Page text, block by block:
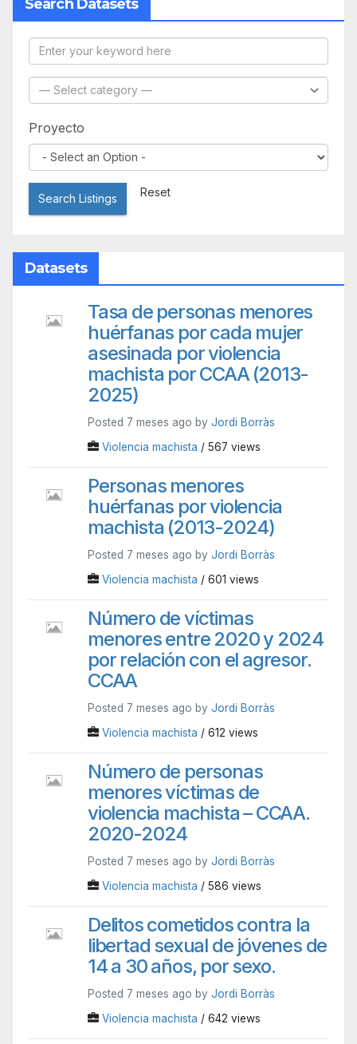
Search Datasets
Proyecto
Search Listings Reset
Datasets
Tasa de personas menores
huérfanas por cada mujer
asesinada por violencia
machista por CCAA (2013-
2025)
Posted 7 meses ago by Jordi Borràs
Violencia machista / 567 views
Personas menores
huérfanas por violencia
machista (2013-2024)
Posted 7 meses ago by Jordi Borràs
Violencia machista / 601 views
Número de víctimas
menores entre 2020 y 2024
por relación con el agresor.
CCAA
Posted 7 meses ago by Jordi Borràs
Violencia machista / 612 views
Número de personas
menores víctimas de
violencia machista – CCAA.
2020-2024
Posted 7 meses ago by Jordi Borràs
Violencia machista / 586 views
Delitos cometidos contra la
libertad sexual de jóvenes de
14 a 30 años, por sexo.
Posted 7 meses ago by Jordi Borràs
Violencia machista / 642 views